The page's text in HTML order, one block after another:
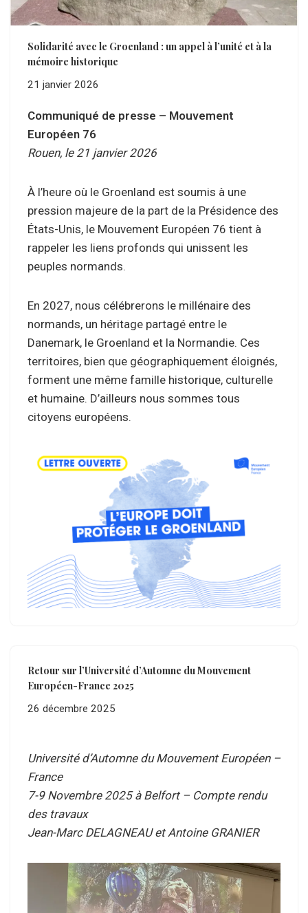
Solidarité avec le Groenland : un appel à l’unité et à la
mémoire historique
21 janvier 2026
Communiqué de presse – Mouvement
Européen 76
Rouen, le 21 janvier 2026
À l’heure où le Groenland est soumis à une
pression majeure de la part de la Présidence des
États-Unis, le Mouvement Européen 76 tient à
rappeler les liens profonds qui unissent les
peuples normands.
En 2027, nous célébrerons le millénaire des
normands, un héritage partagé entre le
Danemark, le Groenland et la Normandie. Ces
territoires, bien que géographiquement éloignés,
forment une même famille historique, culturelle
et humaine. D’ailleurs nous sommes tous
citoyens européens.
Retour sur l’Université d’Automne du Mouvement
Européen-France 2025
26 décembre 2025
Université d’Automne du Mouvement Européen –
France
7-9 Novembre 2025 à Belfort – Compte rendu
des travaux
Jean-Marc DELAGNEAU et Antoine GRANIER